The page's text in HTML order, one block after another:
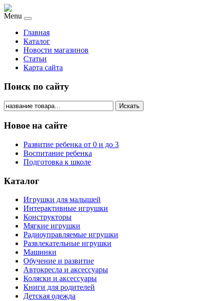
Menu
Главная
Каталог
Новости магазинов
Статьи
Карта сайта
Поиск по сайту
Искать
Новое на сайте
Развитие ребенка от 0 и до 3
Воспитание ребенка
Подготовка к школе
Каталог
Игрушки для малышей
Интерактивные игрушки
Конструкторы
Мягкие игрушки
Радиоуправляемые игрушки
Развлекательные игрушки
Машинки
Обучение и развитие
Автокресла и аксессуары
Коляски и аксессуары
Книги для родителей
Детская одежда